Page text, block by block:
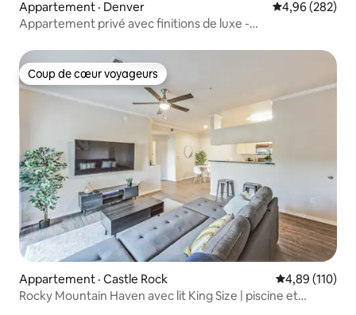
Appartement · Denver Note
4,96 (282)
Appartement privé avec finitions de luxe -
Coup de cœur voyageurs
Coup de cœur voyageurs
Appartement · Castle Rock Note
4,89 (110)
Rocky Mountain Haven avec lit King Size | piscine et